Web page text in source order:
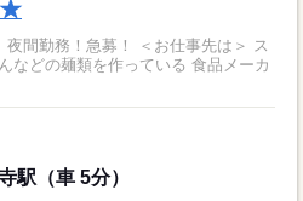
★
などの麺類を作っている 食品メーカ
駅（車 5分）